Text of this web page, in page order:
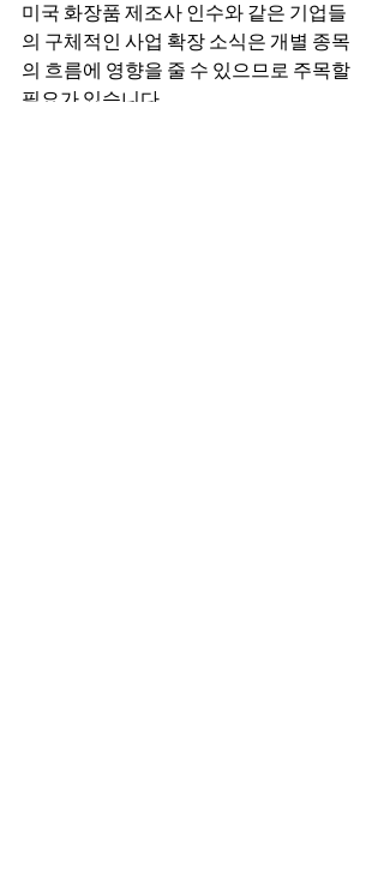
미국 화장품 제조사 인수와 같은 기업들
의 구체적인 사업 확장 소식은 개별 종목
의 흐름에 영향을 줄 수 있으므로 주목할
필요가 있습니다.